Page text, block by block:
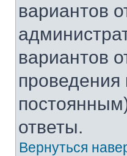
вариантов
вариантов
проведения
ответы.
Вернуться